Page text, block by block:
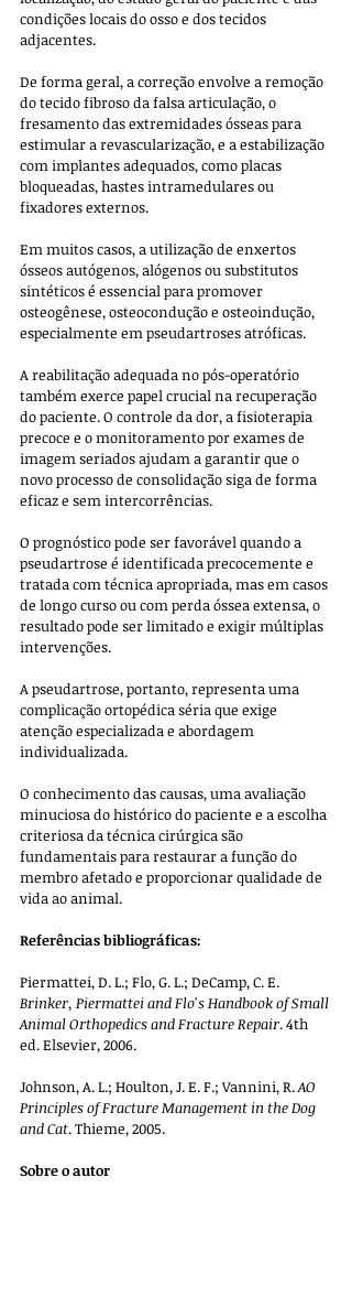
condições locais do osso e dos tecidos
adjacentes.
De forma geral, a correção envolve a remoção
do tecido fibroso da falsa articulação, o
fresamento das extremidades ósseas para
estimular a revascularização, e a estabilização
com implantes adequados, como placas
bloqueadas, hastes intramedulares ou
fixadores externos.
Em muitos casos, a utilização de enxertos
ósseos autógenos, alógenos ou substitutos
sintéticos é essencial para promover
osteogênese, osteocondução e osteoindução,
especialmente em pseudartroses atróficas.
A reabilitação adequada no pós-operatório
também exerce papel crucial na recuperação
do paciente. O controle da dor, a fisioterapia
precoce e o monitoramento por exames de
imagem seriados ajudam a garantir que o
novo processo de consolidação siga de forma
eficaz e sem intercorrências.
O prognóstico pode ser favorável quando a
pseudartrose é identificada precocemente e
tratada com técnica apropriada, mas em casos
de longo curso ou com perda óssea extensa, o
resultado pode ser limitado e exigir múltiplas
intervenções.
A pseudartrose, portanto, representa uma
complicação ortopédica séria que exige
atenção especializada e abordagem
individualizada.
O conhecimento das causas, uma avaliação
minuciosa do histórico do paciente e a escolha
criteriosa da técnica cirúrgica são
fundamentais para restaurar a função do
membro afetado e proporcionar qualidade de
vida ao animal.
Referências bibliográficas:
Piermattei, D. L.; Flo, G. L.; DeCamp, C. E.
Brinker, Piermattei and Flo's Handbook of Small
Animal Orthopedics and Fracture Repair. 4th
ed. Elsevier, 2006.
Johnson, A. L.; Houlton, J. E. F.; Vannini, R. AO
Principles of Fracture Management in the Dog
and Cat. Thieme, 2005.
Sobre o autor